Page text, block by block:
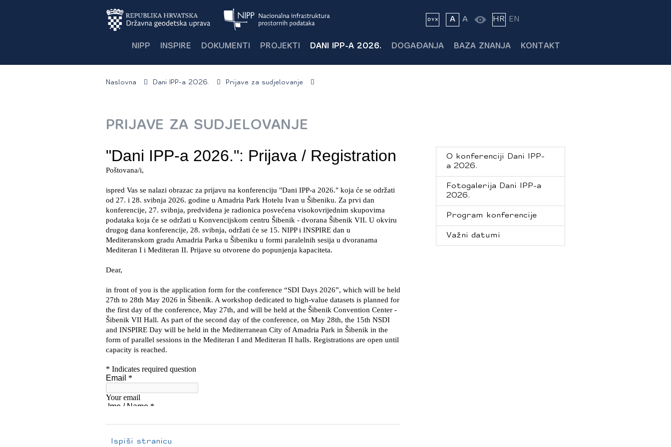
A A HR EN
NIPP INSPIRE DOKUMENTI PROJEKTI DANI IPP-A 2026. DOGAĐANJA BAZA ZNANJA KONTAKT
Naslovna Dani IPP-a 2026. Prijave za sudjelovanje
PRIJAVE ZA SUDJELOVANJE
Ispiši stranicu
O konferenciji Dani IPP-
a 2026.
Fotogalerija Dani IPP-a
2026.
Program konferencije
Važni datumi